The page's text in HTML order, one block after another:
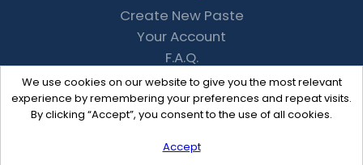
We use cookies on our website to give you the most relevant
experience by remembering your preferences and repeat visits.
By clicking “Accept”, you consent to the use of all cookies.
Accept
Create New Paste
Your Account
F.A.Q.
Recent
Contact